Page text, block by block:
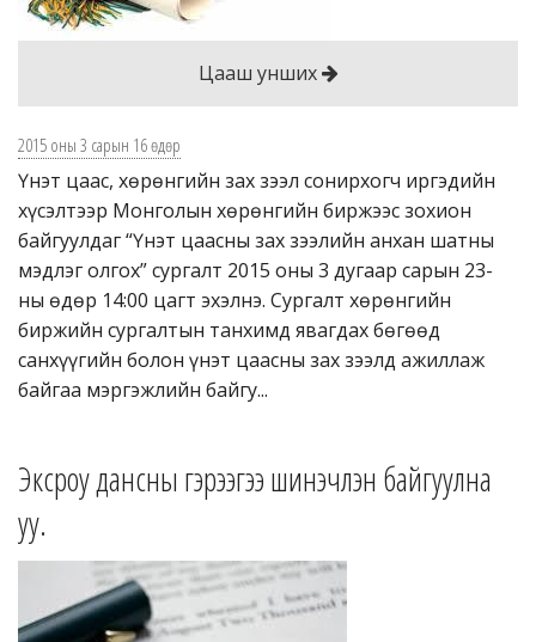
Цааш унших
2015 оны 3 сарын 16 өдөр
Үнэт цаас, хөрөнгийн зах зээл сонирхогч иргэдийн
хүсэлтээр Монголын хөрөнгийн биржээс зохион
байгуулдаг “Үнэт цаасны зах зээлийн анхан шатны
мэдлэг олгох” сургалт 2015 оны 3 дугаар сарын 23-
ны өдөр 14:00 цагт эхэлнэ. Сургалт хөрөнгийн
биржийн сургалтын танхимд явагдах бөгөөд
санхүүгийн болон үнэт цаасны зах зээлд ажиллаж
байгаа мэргэжлийн байгу...
Эксроу дансны гэрээгээ шинэчлэн байгуулна
уу.